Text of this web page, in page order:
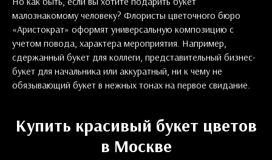
малознакомому человеку? Флористы цветочного бюро
«Аристократ» оформят универсальную композицию с
учетом повода, характера мероприятия. Например,
сдержанный букет для коллеги, представительный бизнес-
букет для начальника или аккуратный, ни к чему не
обязывающий букет в нежных тонах на первое свидание.
Купить красивый букет цветов
в Москве